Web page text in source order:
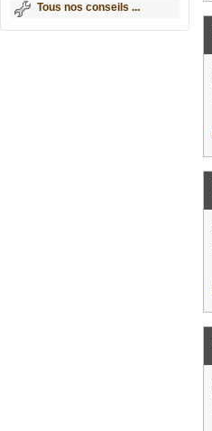
Tous nos conseils ...